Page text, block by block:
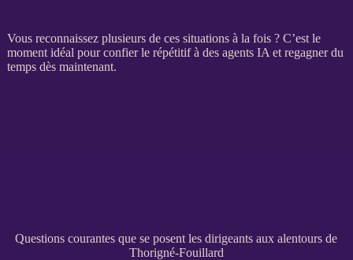
Vous reconnaissez plusieurs de ces situations à la fois ? C’est le
moment idéal pour confier le répétitif à des agents IA et regagner du
temps dès maintenant.
Questions courantes que se posent les dirigeants aux alentours de
Thorigné-Fouillard